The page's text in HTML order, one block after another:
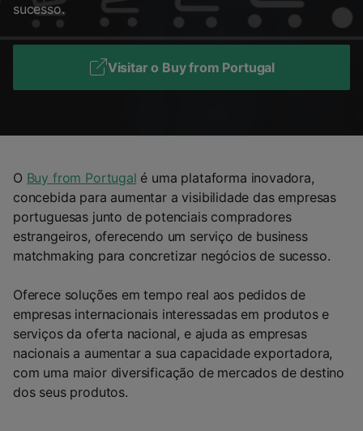
sucesso.
Visitar o Buy from Portugal
O Buy from Portugal é uma plataforma inovadora,
concebida para aumentar a visibilidade das empresas
portuguesas junto de potenciais compradores
estrangeiros, oferecendo um serviço de business
matchmaking para concretizar negócios de sucesso.
Oferece soluções em tempo real aos pedidos de
empresas internacionais interessadas em produtos e
serviços da oferta nacional, e ajuda as empresas
nacionais a aumentar a sua capacidade exportadora,
com uma maior diversificação de mercados de destino
dos seus produtos.